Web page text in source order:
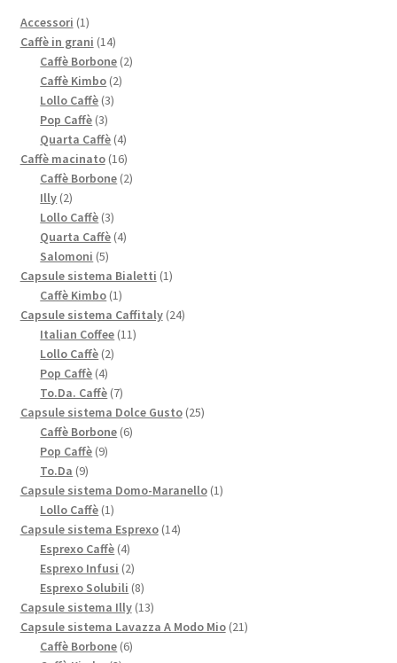
Accessori 11
prodotto
Caffè in grani 1414
prodotti
Caffè Borbone 22
Caffè Kimbo 22
Lollo Caffè 33
Pop Caffè 33
prodotti
Quarta Caffè 44
prodotti
Caffè macinato 1616
prodotti
Caffè Borbone 22
Illy 22
prodotti
Lollo Caffè 33
prodotti
Quarta Caffè 44
Salomoni 55
prodotti
Capsule sistema Bialetti 11
Caffè Kimbo 11
prodotto
Capsule sistema Caffitaly 2424
Italian Coffee 1111
Lollo Caffè 22
Pop Caffè 44
prodotti
To.Da. Caffè 77
prodotti
Capsule sistema Dolce Gusto 2525
Caffè Borbone 66
Pop Caffè 99
To.Da 99
prodotti
Capsule sistema Domo-Maranello 11
Lollo Caffè 11
prodotto
Capsule sistema Esprexo 1414
Esprexo Caffè 44
prodotti
Esprexo Infusi 22
prodotti
Esprexo Solubili 88
prodotti
Capsule sistema Illy 1313
prodotti
Capsule sistema Lavazza A Modo Mio 2121
Caffè Borbone 66